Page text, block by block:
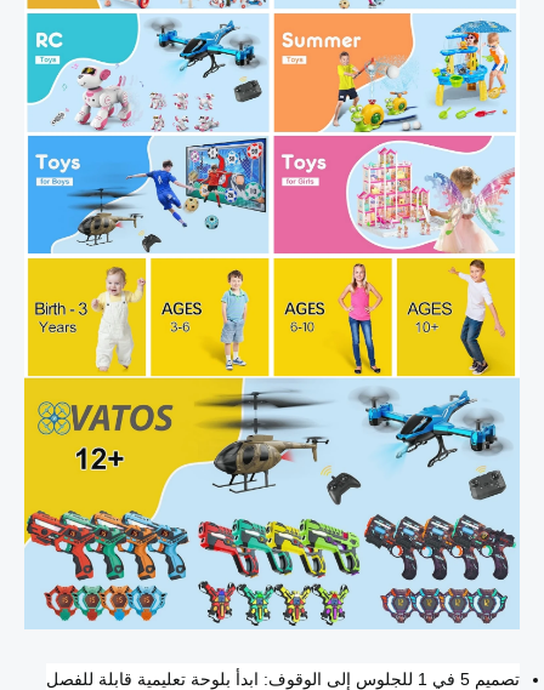
تصميم 5 في 1 للجلوس إلى الوقوف: ابدأ بلوحة تعليمية قابلة للفصل